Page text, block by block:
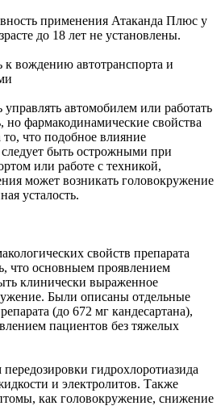
применения Атаканда Плюс у
до 18 лет не установлены.
к вождению автотранспорта и
автомобилем или работать
но фармакодинамические свойства
что подобное влияние
следует быть острожными при
или работе с техникой,
может возникать головокружение
усталость.
свойств препарата
что основныем проявлением
клинически выраженное
Были описаны отдельные
(до 672 мг кандесартана),
пациентов без тяжелых
гидрохлоротиазида
и электролитов. Также
как головокружение, снижение